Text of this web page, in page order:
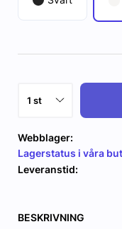
Webblager:
Lagerstatus i våra
Leveranstid:
BESKRIVNING